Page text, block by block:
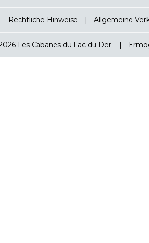
Rechtliche Hinweise | Allgemeine
Les Cabanes du Lac du Der |